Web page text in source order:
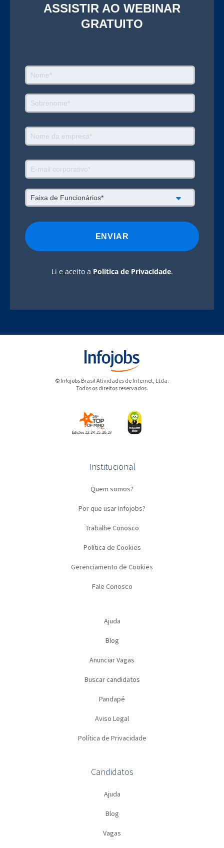
ASSISTIR AO WEBINAR
GRATUITO
Li e aceito a Politica de Privacidade.
© Infojobs Brasil Atividades de Internet, Ltda.
Todos os direitos reservados.
Institucional
Quem somos?
Por que usar Infojobs?
Trabalhe Conosco
Política de Cookies
Gerenciamento de Cookies
Fale Conosco
Ajuda
Blog
Anunciar Vagas
Buscar candidatos
Pandapé
Aviso Legal
Política de Privacidade
Candidatos
Ajuda
Blog
Vagas